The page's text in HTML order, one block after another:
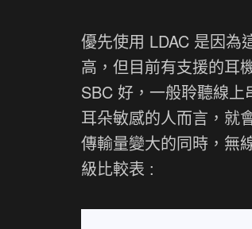
優先使用 LDAC 是因為
高，但目前有支援的耳
SBC 好，一般聆聽線
耳朵敏感的人而言，就
傳輸量變大的同時，無
級比較表 :